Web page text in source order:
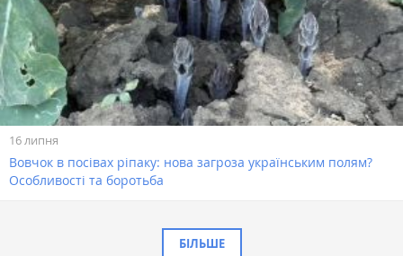
16 липня
Вовчок в посівах ріпаку: нова загроза українським полям?
Особливості та боротьба
БІЛЬШЕ